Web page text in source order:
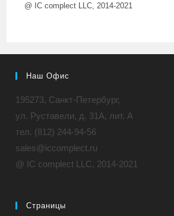
@ IC complect LLC, 2014-2021
Наш Офис
195273, Санкт-Петербург,
ул. Руставели, д. 31A, лит. А
тел. (812) 244-94-56
sales@iccomplect.ru
@ IC complect LLC, 2014-2021
Страницы